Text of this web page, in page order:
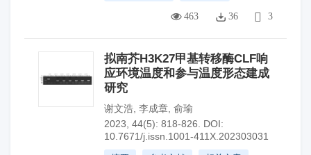
463 36 3
拟南芥H3K27甲基转移酶CLF响
应环境温度和参与温度形态建成
研究
谢文浩 李成章 俞瑜
2023, 44(5): 818-826.
DOI:
10.7671/j.issn.1001-411X.202303031